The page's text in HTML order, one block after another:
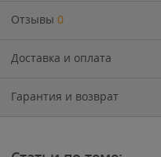
Отзывы 0
Доставка и оплата
Гарантия и возврат